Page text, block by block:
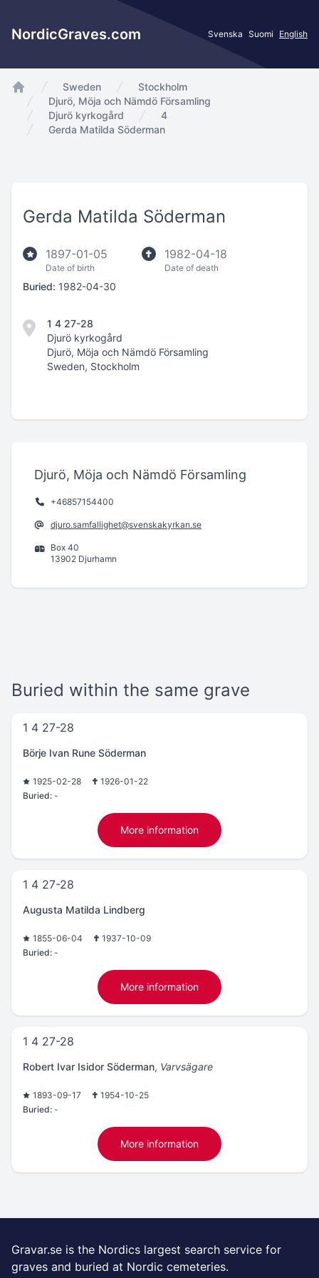
NordicGraves.com Svenska Suomi English
app.Start
Sweden
Stockholm
Djurö, Möja och Nämdö Församling
Djurö kyrkogård
4
Gerda Matilda Söderman
Gerda Matilda Söderman
1897-01-05
Date of birth
1982-04-18
Date of death
Buried: 1982-04-30
1 4 27-28
Djurö kyrkogård
Djurö, Möja och Nämdö Församling
Sweden, Stockholm
Djurö, Möja och Nämdö Församling
+46857154400
djuro.samfallighet@svenskakyrkan.se
Box 40
13902 Djurhamn
Buried within the same grave
1 4 27-28
Börje Ivan Rune Söderman
1925-02-28
1926-01-22
Buried: -
More information
1 4 27-28
Augusta Matilda Lindberg
1855-06-04
1937-10-09
Buried: -
More information
1 4 27-28
Robert Ivar Isidor Söderman, Varvsägare
1893-09-17
1954-10-25
Buried: -
More information
Gravar.se is the Nordics largest search service for
graves and buried at Nordic cemeteries.